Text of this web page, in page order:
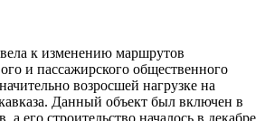
к изменению маршрутов
и пассажирского общественного
возросшей нагрузке на
Данный объект был включен в
а его строительство началось в декабре